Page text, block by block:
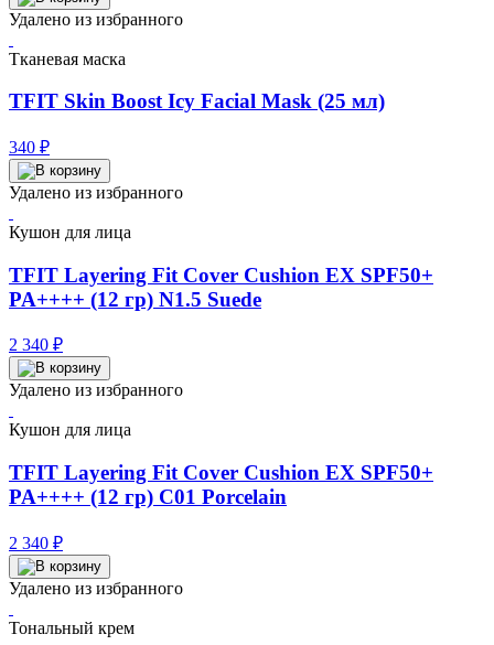
Удалено из избранного
Тканевая маска
TFIT Skin Boost Icy Facial Mask (25 мл)
340 ₽
Удалено из избранного
Кушон для лица
TFIT Layering Fit Cover Cushion EX SPF50+
PA++++ (12 гр) N1.5 Suede
2 340 ₽
Удалено из избранного
Кушон для лица
TFIT Layering Fit Cover Cushion EX SPF50+
PA++++ (12 гр) C01 Porcelain
2 340 ₽
Удалено из избранного
Тональный крем